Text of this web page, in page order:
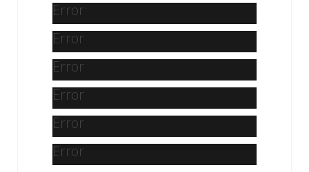
Error
Error
Error
Error
Error
Error